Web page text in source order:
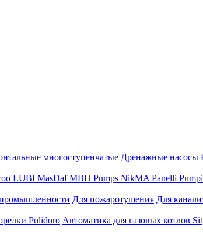
многоступенчатые Дренажные насосы
LUBI MasDaf MBH Pumps NikMA Panelli
Для пожаротушения Для
Polidoro Автоматика для газовых котлов Sit